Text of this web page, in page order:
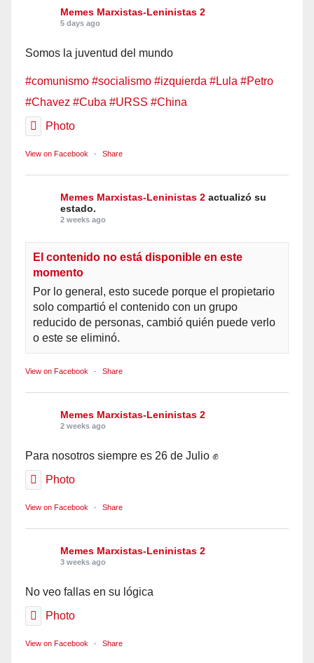
Memes Marxistas-Leninistas 2
5 days ago
Somos la juventud del mundo
#comunismo #socialismo #izquierda #Lula #Petro
#Chavez #Cuba #URSS #China
Photo
View on Facebook · Share
Memes Marxistas-Leninistas 2 actualizó su
estado.
2 weeks ago
El contenido no está disponible en este
momento
Por lo general, esto sucede porque el propietario
solo compartió el contenido con un grupo
reducido de personas, cambió quién puede verlo
o este se eliminó.
View on Facebook · Share
Memes Marxistas-Leninistas 2
2 weeks ago
Para nosotros siempre es 26 de Julio ✊
Photo
View on Facebook · Share
Memes Marxistas-Leninistas 2
3 weeks ago
No veo fallas en su lógica
Photo
View on Facebook · Share